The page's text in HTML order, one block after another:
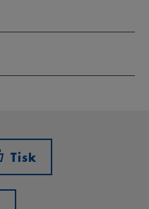
Tisk